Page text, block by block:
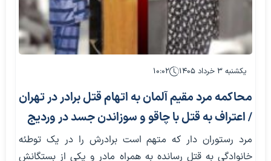
یکشنبه ۳ خرداد ۱۴۰۵ ۱۰:۰۲
محاکمه مرد مقیم آلمان به اتهام قتل برادر در تهران
/ اعتراف به قتل با چاقو و سوزاندن جسد در وردیج
مرد رستوران دار که متهم است برادرش را در یک توطئه
خانوادگی به قتل رسانده به همراه مادر و یکی از بستگانش